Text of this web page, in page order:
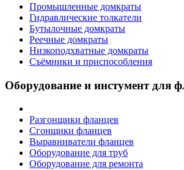
Промышленные домкраты
Гидравлические толкатели
Бутылочные домкраты
Реечные домкраты
Низкоподхватные домкраты
Съёмники и приспособления
Оборудование и инстумент для
Разгонщики фланцев
Сгонщики фланцев
Выравниватели фланцев
Оборудование для труб
Оборудование для ремонта